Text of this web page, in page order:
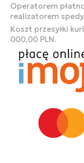
Operatorem
realizatorem
Koszt przesyłki
000,00 PLN.